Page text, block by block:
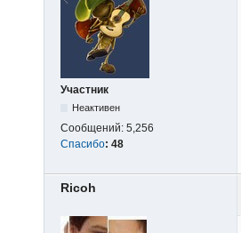
Участник
Неактивен
Сообщений: 5,256
Спасибо: 48
Ricoh